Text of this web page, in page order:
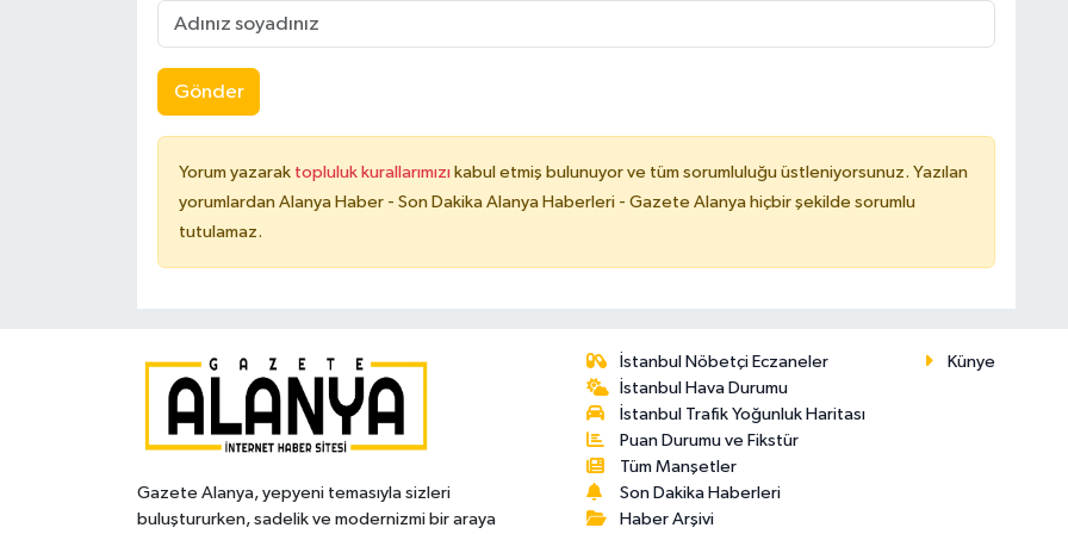
Gönder
Yorum yazarak topluluk kurallarımızı kabul etmiş bulunuyor ve tüm sorumluluğu üstleniyorsunuz. Yazılan
yorumlardan Alanya Haber - Son Dakika Alanya Haberleri - Gazete Alanya hiçbir şekilde sorumlu
tutulamaz.
Gazete Alanya, yepyeni temasıyla sizleri
buluştururken, sadelik ve modernizmi bir araya
İstanbul Nöbetçi Eczaneler
İstanbul Hava Durumu
İstanbul Trafik Yoğunluk Haritası
Puan Durumu ve Fikstür
Tüm Manşetler
Son Dakika Haberleri
Haber Arşivi
Künye